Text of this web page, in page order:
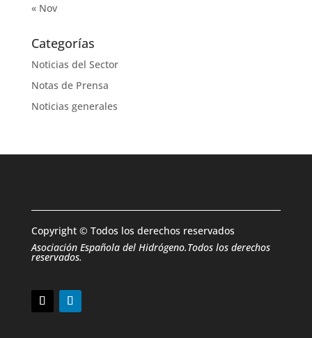
« Nov
Categorías
Noticias del Sector
Notas de Prensa
Noticias generales
Copyright © Todos los derechos reservados
Asociación Española del Hidrógeno.Todos los derechos
reservados.